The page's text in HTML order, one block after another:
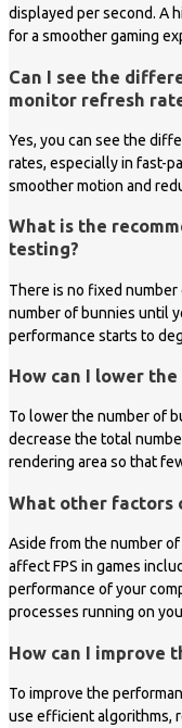
displayed per second. A
for a smoother gaming
Can I see the
monitor refresh
Yes, you can see the
rates, especially in fast-
smoother motion and
What is the
testing?
There is no fixed
number of bunnies until
performance starts to
How can I lower
To lower the number of
decrease the total
rendering area so that
What other factors
Aside from the number
affect FPS in games
performance of your
processes running on
How can I improve
To improve the
use efficient algorithms,